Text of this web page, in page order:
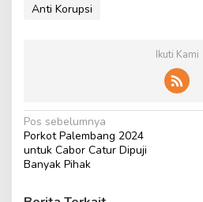
Anti Korupsi
Ikuti Kami
N
a
v
i
Pos sebelumnya
Porkot Palembang 2024
untuk Cabor Catur Dipuji
Banyak Pihak